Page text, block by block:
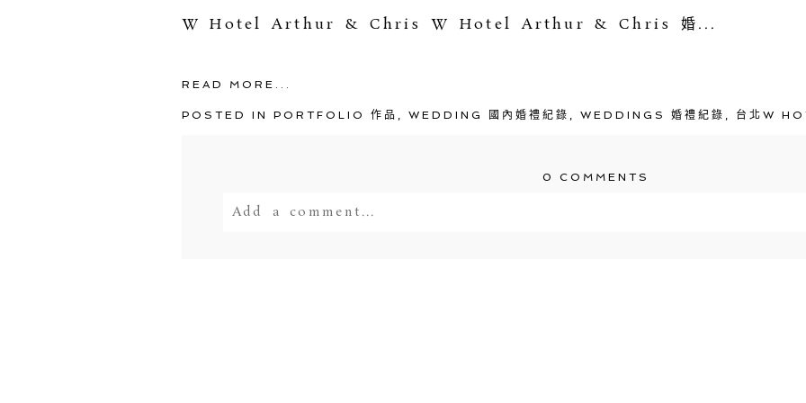
W Hotel Arthur & Chris W Hotel Arthur & Chris 婚...
READ MORE...
POSTED IN PORTFOLIO 作品 WEDDING 國內婚禮紀錄 WEDDINGS 婚禮紀錄 台北W
0 COMMENTS
Add a comment...